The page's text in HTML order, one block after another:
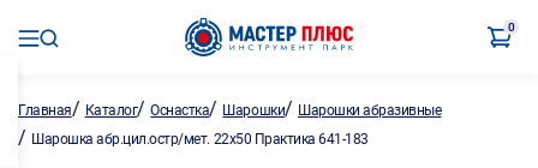
0
Главная/ Каталог/Оснастка/ Шарошки/ Шарошки абразивные
/ Шарошка абр.цил.остр/мет. 22х50 Практика 641-183